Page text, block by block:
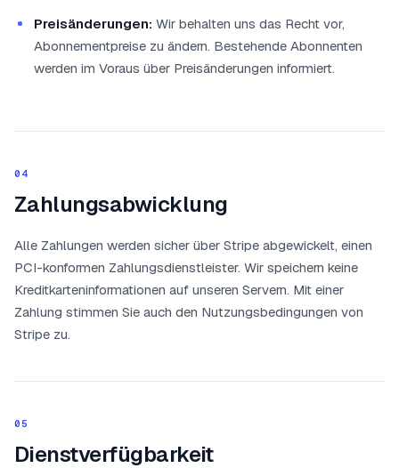
Preisänderungen: Wir behalten uns das Recht vor,
Abonnementpreise zu ändern. Bestehende Abonnenten
werden im Voraus über Preisänderungen informiert.
04
Zahlungsabwicklung
Alle Zahlungen werden sicher über Stripe abgewickelt, einen
PCI-konformen Zahlungsdienstleister. Wir speichern keine
Kreditkarteninformationen auf unseren Servern. Mit einer
Zahlung stimmen Sie auch den Nutzungsbedingungen von
Stripe zu.
05
Dienstverfügbarkeit